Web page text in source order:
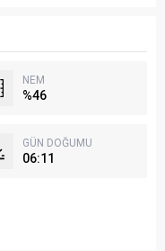
NEM
%46
GÜN DOĞUMU
06:11